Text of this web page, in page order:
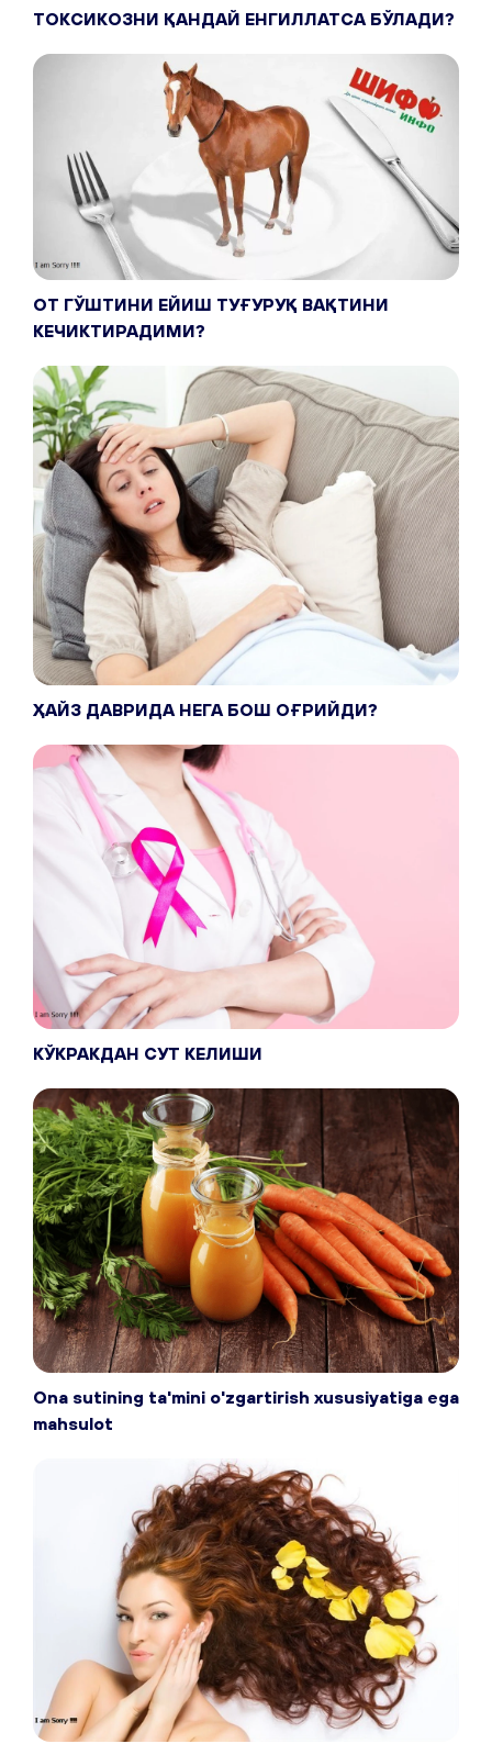
ТОКСИКОЗНИ ҚАНДАЙ ЕНГИЛЛАТСА БЎЛАДИ?
ОТ ГЎШТИНИ ЕЙИШ ТУҒУРУҚ ВАҚТИНИ
КЕЧИКТИРАДИМИ?
ҲАЙЗ ДАВРИДА НЕГА БОШ ОҒРИЙДИ?
КЎКРАКДАН СУТ КЕЛИШИ
Ona sutining ta'mini o'zgartirish xususiyatiga ega
mahsulot